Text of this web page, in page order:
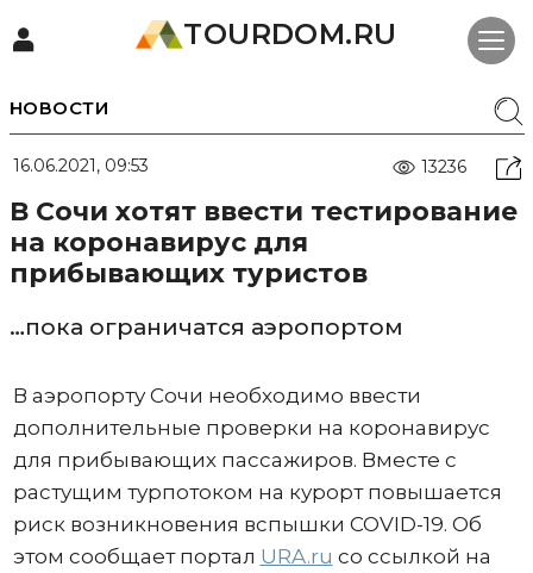
TOURDOM.RU
НОВОСТИ
16.06.2021, 09:53 13236
В Сочи хотят ввести тестирование
на коронавирус для
прибывающих туристов
…пока ограничатся аэропортом
В аэропорту Сочи необходимо ввести
дополнительные проверки на коронавирус
для прибывающих пассажиров. Вместе с
растущим турпотоком на курорт повышается
риск возникновения вспышки COVID-19. Об
этом сообщает портал URA.ru со ссылкой на